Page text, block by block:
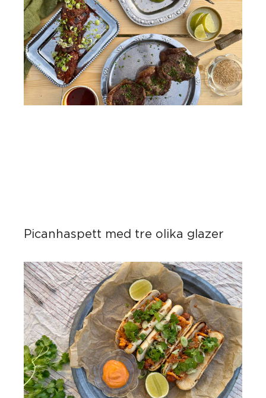
Picanhaspett med tre olika glazer